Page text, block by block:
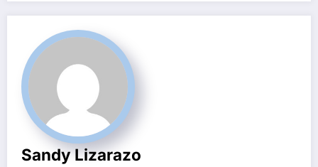
Sandy Lizarazo